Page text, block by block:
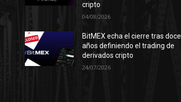
cripto
04/08/2026
BitMEX echa el cierre tras doce
años definiendo el trading de
derivados cripto
24/07/2026